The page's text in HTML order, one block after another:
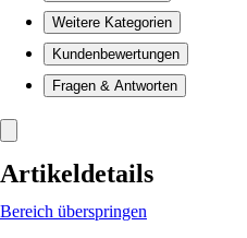
Weitere Kategorien
Kundenbewertungen
Fragen & Antworten
Artikeldetails
Bereich überspringen